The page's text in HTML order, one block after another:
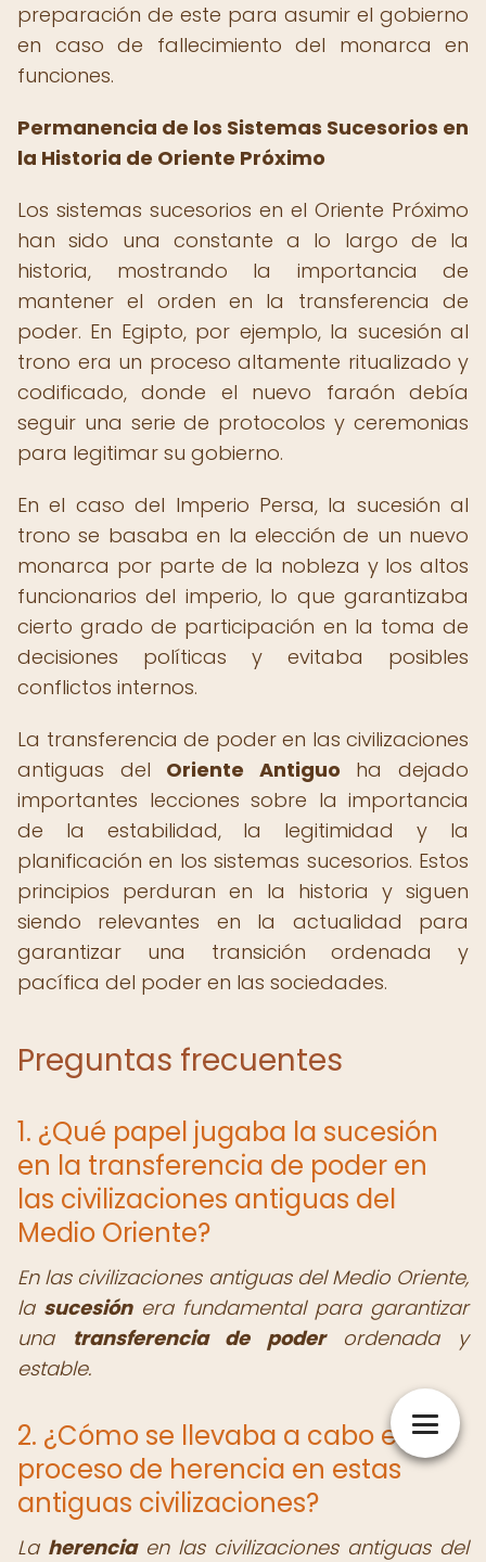
preparación de este para asumir el gobierno
en caso de fallecimiento del monarca en
funciones.
Permanencia de los Sistemas Sucesorios en
la Historia de Oriente Próximo
Los sistemas sucesorios en el Oriente Próximo
han sido una constante a lo largo de la
historia, mostrando la importancia de
mantener el orden en la transferencia de
poder. En Egipto, por ejemplo, la sucesión al
trono era un proceso altamente ritualizado y
codificado, donde el nuevo faraón debía
seguir una serie de protocolos y ceremonias
para legitimar su gobierno.
En el caso del Imperio Persa, la sucesión al
trono se basaba en la elección de un nuevo
monarca por parte de la nobleza y los altos
funcionarios del imperio, lo que garantizaba
cierto grado de participación en la toma de
decisiones políticas y evitaba posibles
conflictos internos.
La transferencia de poder en las civilizaciones
antiguas del Oriente Antiguo ha dejado
importantes lecciones sobre la importancia
de la estabilidad, la legitimidad y la
planificación en los sistemas sucesorios. Estos
principios perduran en la historia y siguen
siendo relevantes en la actualidad para
garantizar una transición ordenada y
pacífica del poder en las sociedades.
Preguntas frecuentes
1. ¿Qué papel jugaba la sucesión
en la transferencia de poder en
las civilizaciones antiguas del
Medio Oriente?
En las civilizaciones antiguas del Medio Oriente,
la sucesiónera fundamental para garantizar
una transferencia de poderordenada y
estable.
2. ¿Cómo se llevaba a cabo el
proceso de herencia en estas
antiguas civilizaciones?
La herenciaen las civilizaciones antiguas del